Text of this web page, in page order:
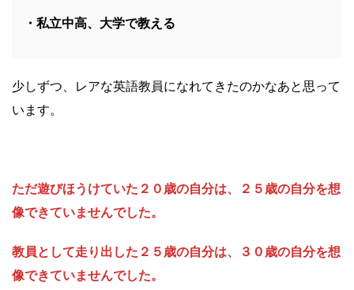
・私立中高、大学で教える
少しずつ、レアな英語教員になれてきたのかなあと思って
います。
ただ遊びほうけていた２０歳の自分は、２５歳の自分を想
像できていませんでした。
教員として走り出した２５歳の自分は、３０歳の自分を想
像できていませんでした。